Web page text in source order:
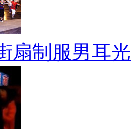
扇制服男耳光